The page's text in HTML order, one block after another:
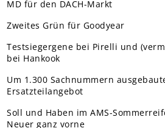
MD für den DACH-Markt
Zweites Grün für Goodyear
Testsiegergene bei Pirelli und
bei Hankook
Um 1.300 Sachnummern
Ersatzteilangebot
Soll und Haben im AMS-
Neuer ganz vorne